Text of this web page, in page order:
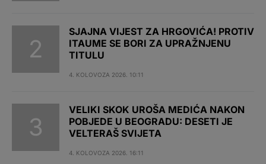
SJAJNA VIJEST ZA HRGOVIĆA! PROTIV
ITAUME SE BORI ZA UPRAŽNJENU
TITULU
4. KOLOVOZA 2026. 10:11
VELIKI SKOK UROŠA MEDIĆA NAKON
POBJEDE U BEOGRADU: DESETI JE
VELTERAŠ SVIJETA
4. KOLOVOZA 2026. 16:11